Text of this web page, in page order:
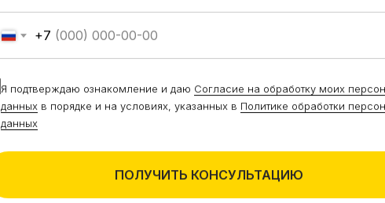
+7
Я подтверждаю ознакомление и даю Согласие на обработку моих
данных в порядке и на условиях, указанных в Политике обработки
данных
ПОЛУЧИТЬ КОНСУЛЬТАЦИЮ